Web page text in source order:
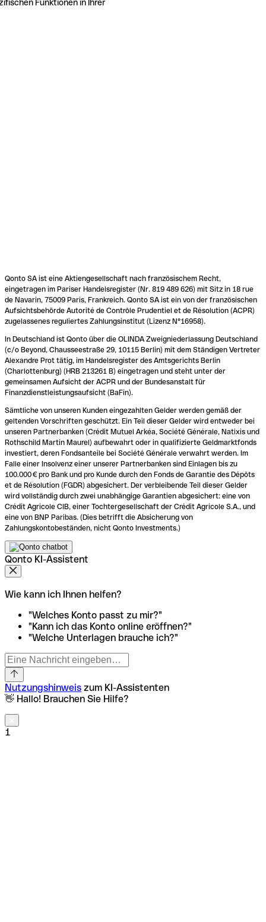
Funktionen in Ihrer
Qonto SA ist eine Aktiengesellschaft nach französischem Recht,
eingetragen im Pariser Handelsregister (Nr. 819 489 626) mit Sitz in 18 rue
de Navarin, 75009 Paris, Frankreich. Qonto SA ist ein von der französischen
Aufsichtsbehörde Autorité de Contrôle Prudentiel et de Résolution (ACPR)
zugelassenes reguliertes Zahlungsinstitut (Lizenz N°16958).
In Deutschland ist Qonto über die OLINDA Zweigniederlassung Deutschland
(c/o Beyond, Chausseestraße 29, 10115 Berlin) mit dem Ständigen Vertreter
Alexandre Prot tätig, im Handelsregister des Amtsgerichts Berlin
(Charlottenburg) (HRB 213261 B) eingetragen und steht unter der
gemeinsamen Aufsicht der ACPR und der Bundesanstalt für
Finanzdienstleistungsaufsicht (BaFin).
Sämtliche von unseren Kunden eingezahlten Gelder werden gemäß der
geltenden Vorschriften geschützt. Ein Teil dieser Gelder wird entweder bei
unseren Partnerbanken (Crédit Mutuel Arkéa, Société Générale, Natixis und
Rothschild Martin Maurel) aufbewahrt oder in qualifizierte Geldmarktfonds
investiert, deren Fondsanteile bei Société Générale verwahrt werden. Im
Falle einer Insolvenz einer unserer Partnerbanken sind Einlagen bis zu
100.000 € pro Bank und pro Kunde durch den Fonds de Garantie des Dépôts
et de Résolution (FGDR) abgesichert. Der verbleibende Teil dieser Gelder
wird vollständig durch zwei unabhängige Garantien abgesichert: eine von
Crédit Agricole CIB, einer Tochtergesellschaft der Crédit Agricole S.A., und
eine von BNP Paribas. (Dies betrifft die Absicherung von
Zahlungskontobeständen, nicht Qonto Investments.)
Qonto KI-Assistent
Wie kann ich Ihnen helfen?
"Welches Konto passt zu mir?"
"Kann ich das Konto online eröffnen?"
"Welche Unterlagen brauche ich?"
Nutzungshinweis zum KI-Assistenten
👋 Hallo! Brauchen Sie Hilfe?
1